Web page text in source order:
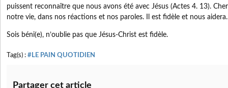
puissent reconnaître que nous avons été avec Jésus (Actes 4. 13).
notre vie, dans nos réactions et nos paroles. Il est fidèle et nous aidera.
Sois béni(e), n’oublie pas que Jésus-Christ est fidèle.
Tag(s) : #LE PAIN QUOTIDIEN
Partager cet article